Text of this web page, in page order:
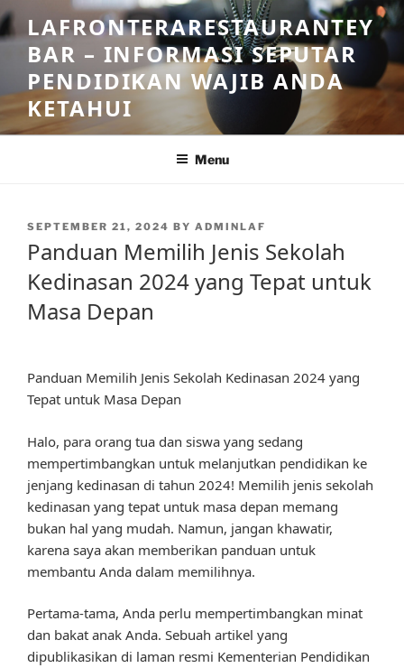
Skip
to
content
LAFRONTERARESTAURANTEY
BAR – INFORMASI SEPUTAR
PENDIDIKAN WAJIB ANDA
KETAHUI
Menu
POSTED
SEPTEMBER 21, 2024 BY ADMINLAF
Panduan Memilih Jenis Sekolah
Kedinasan 2024 yang Tepat untuk
Masa Depan
Panduan Memilih Jenis Sekolah Kedinasan 2024 yang
Tepat untuk Masa Depan
Halo, para orang tua dan siswa yang sedang
mempertimbangkan untuk melanjutkan pendidikan ke
jenjang kedinasan di tahun 2024! Memilih jenis sekolah
kedinasan yang tepat untuk masa depan memang
bukan hal yang mudah. Namun, jangan khawatir,
karena saya akan memberikan panduan untuk
membantu Anda dalam memilihnya.
Pertama-tama, Anda perlu mempertimbangkan minat
dan bakat anak Anda. Sebuah artikel yang
dipublikasikan di laman resmi Kementerian Pendidikan